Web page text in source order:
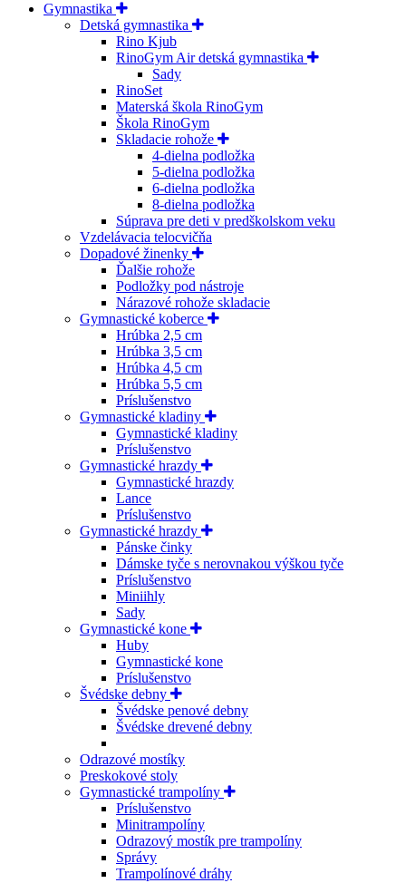
Gymnastika
Detská gymnastika
Rino Kjub
RinoGym Air detská gymnastika
Sady
RinoSet
Materská škola RinoGym
Škola RinoGym
Skladacie rohože
4-dielna podložka
5-dielna podložka
6-dielna podložka
8-dielna podložka
Súprava pre deti v predškolskom veku
Vzdelávacia telocvičňa
Dopadové žinenky
Ďalšie rohože
Podložky pod nástroje
Nárazové rohože skladacie
Gymnastické koberce
Hrúbka 2,5 cm
Hrúbka 3,5 cm
Hrúbka 4,5 cm
Hrúbka 5,5 cm
Príslušenstvo
Gymnastické kladiny
Gymnastické kladiny
Príslušenstvo
Gymnastické hrazdy
Gymnastické hrazdy
Lance
Príslušenstvo
Gymnastické hrazdy
Pánske činky
Dámske tyče s nerovnakou výškou tyče
Príslušenstvo
Miniihly
Sady
Gymnastické kone
Huby
Gymnastické kone
Príslušenstvo
Švédske debny
Švédske penové debny
Švédske drevené debny
Odrazové mostíky
Preskokové stoly
Gymnastické trampolíny
Príslušenstvo
Minitrampolíny
Odrazový mostík pre trampolíny
Správy
Trampolínové dráhy